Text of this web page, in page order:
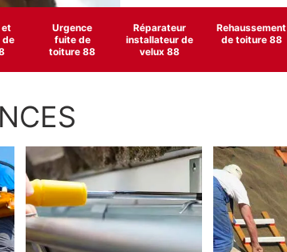
et
de
Urgence
fuite de
toiture 88
Réparateur
installateur de
velux 88
Rehaussement
de toiture 88